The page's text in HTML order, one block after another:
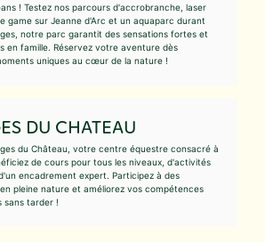
! Testez nos parcours d'accrobranche, laser
game sur Jeanne d'Arc et un aquaparc durant
notre parc garantit des sensations fortes et
en famille. Réservez votre aventure dès
uniques au cœur de la nature !
DU CHATEAU
du Château, votre centre équestre consacré à
de cours pour tous les niveaux, d'activités
encadrement expert. Participez à des
pleine nature et améliorez vos compétences
sans tarder !